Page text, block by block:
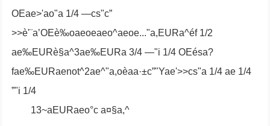
OEae>'ao"a 1/4 —cs"c”
>>è'¨a’OEè‰oaeoeaeo^aeoe..."a,EURa^éf 1/2
ae‰EURè§a^3ae‰EURa 3/4 —"i 1/4 OEésa?
fae‰EURaenot^2ae^"a,oèaa·±c”"Yae'>>cs"a 1/4 ae 1/4
”"i 1/4
13~aEURaeo°c a¤§a,^